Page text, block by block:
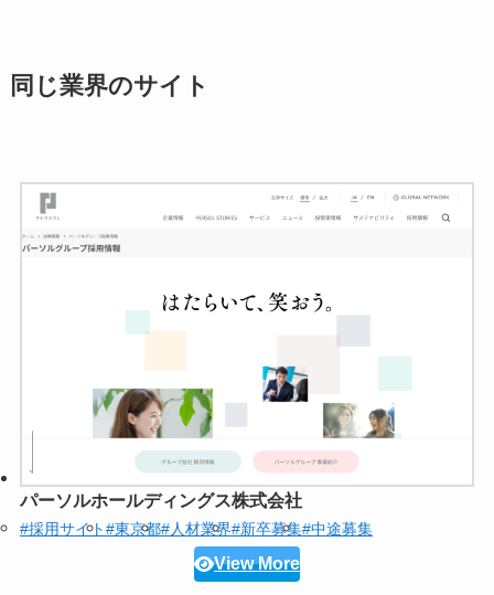
同じ業界のサイト
パーソルホールディングス株式会社
#採用サイト#東京都#人材業界#新卒募集#中途募集
View More